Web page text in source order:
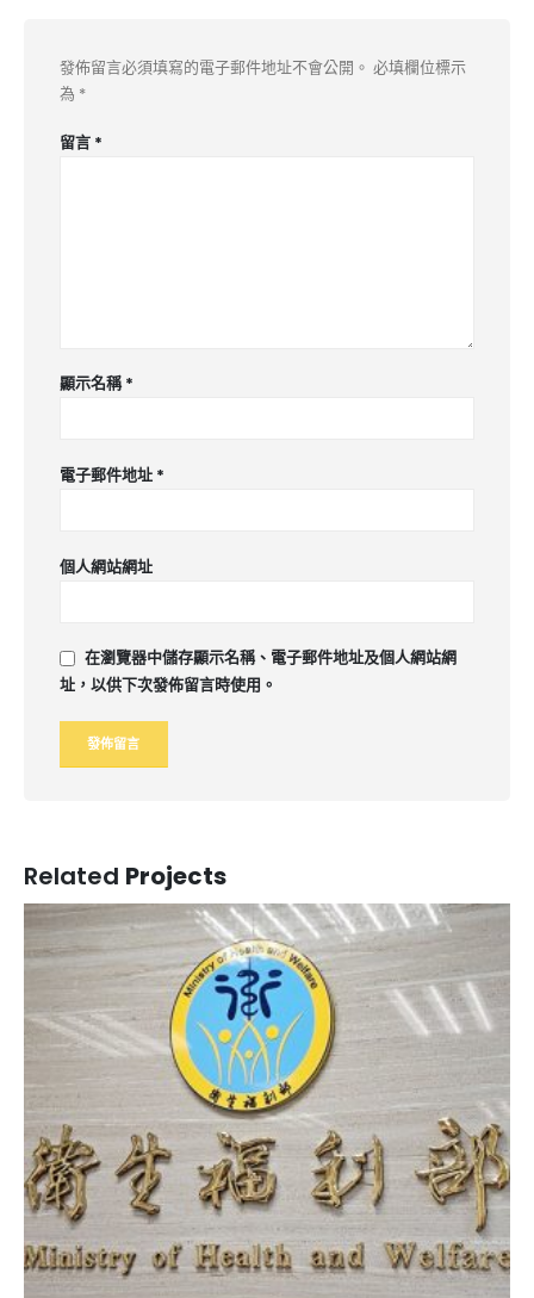
發佈留言必須填寫的電子郵件地址不會公開。 必填欄位標示
為 *
留言 *
顯示名稱*
電子郵件地址 *
個人網站網址
在瀏覽器中儲存顯示名稱、電子郵件地址及個人網站網
址，以供下次發佈留言時使用。
Related Projects